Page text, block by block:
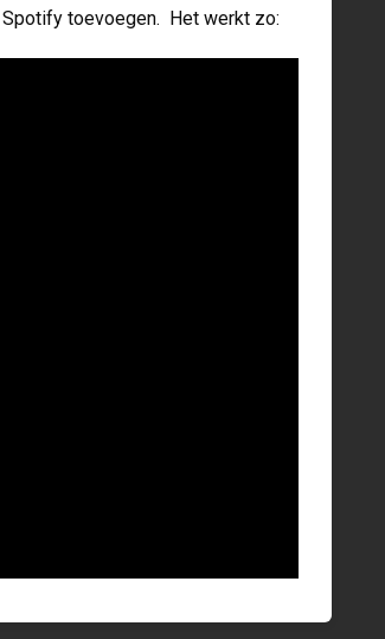
Spotify toevoegen. Het werkt zo: